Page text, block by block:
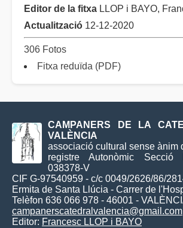
Editor de la fitxa LLOP i BAYO,
Actualització 12-12-2020
306 Fotos
Fitxa reduïda (PDF)
CAMPANERS DE LA
VALÈNCIA
associació cultural sense ànim
registre Autonòmic Secció
038378-V
CIF G-97540959 - c/c 0049/2626/86/
Ermita de Santa Llúcia - Carrer de
Telèfon 636 066 978 - 46001 -
campanerscatedralvalencia@gmail.com
Editor: Francesc LLOP i BAYO